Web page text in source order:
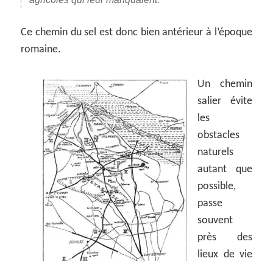
Ce chemin du sel est donc bien antérieur à l’époque
romaine.
Un chemin
salier évite
les
obstacles
naturels
autant que
possible,
passe
souvent
près des
lieux de vie